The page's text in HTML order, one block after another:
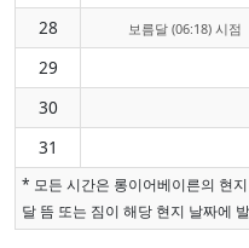
28
보름달 (06:18) 시점
29
30
31
* 모든 시간은 롱이어베이른의 현
달 뜸 또는 짐이 해당 현지 날짜에